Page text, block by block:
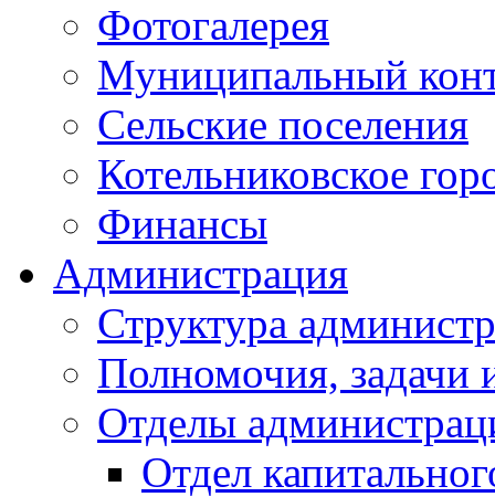
Фотогалерея
Муниципальный
Сельские поселения
Котельниковское
Финансы
Администрация
Структура
Полномочия, задачи
Отделы
Отдел